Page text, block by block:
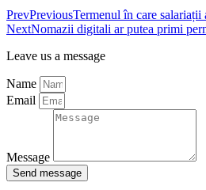
PrevPreviousTermenul în care salariații
NextNomazii digitali ar putea primi
Leave us a message
Name
Email
Message
Send message